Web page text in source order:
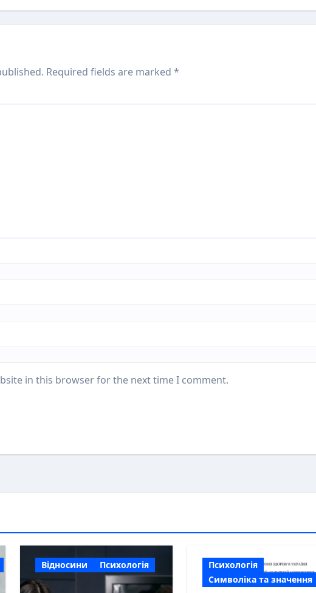
Required fields are marked *
in this browser for the next time I comment.
Відносини Психологія
Психологія
Символіка та значення